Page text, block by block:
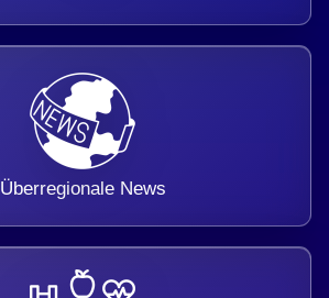
Überregionale News